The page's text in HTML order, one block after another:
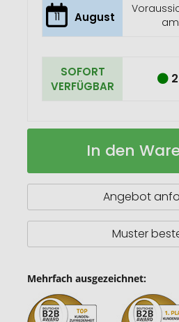
11 August
SOFORT
VERFÜGBAR
Sunwick
Solar
Auf
In den
Angebot
Muster
Mehrfach ausgezeichnet: